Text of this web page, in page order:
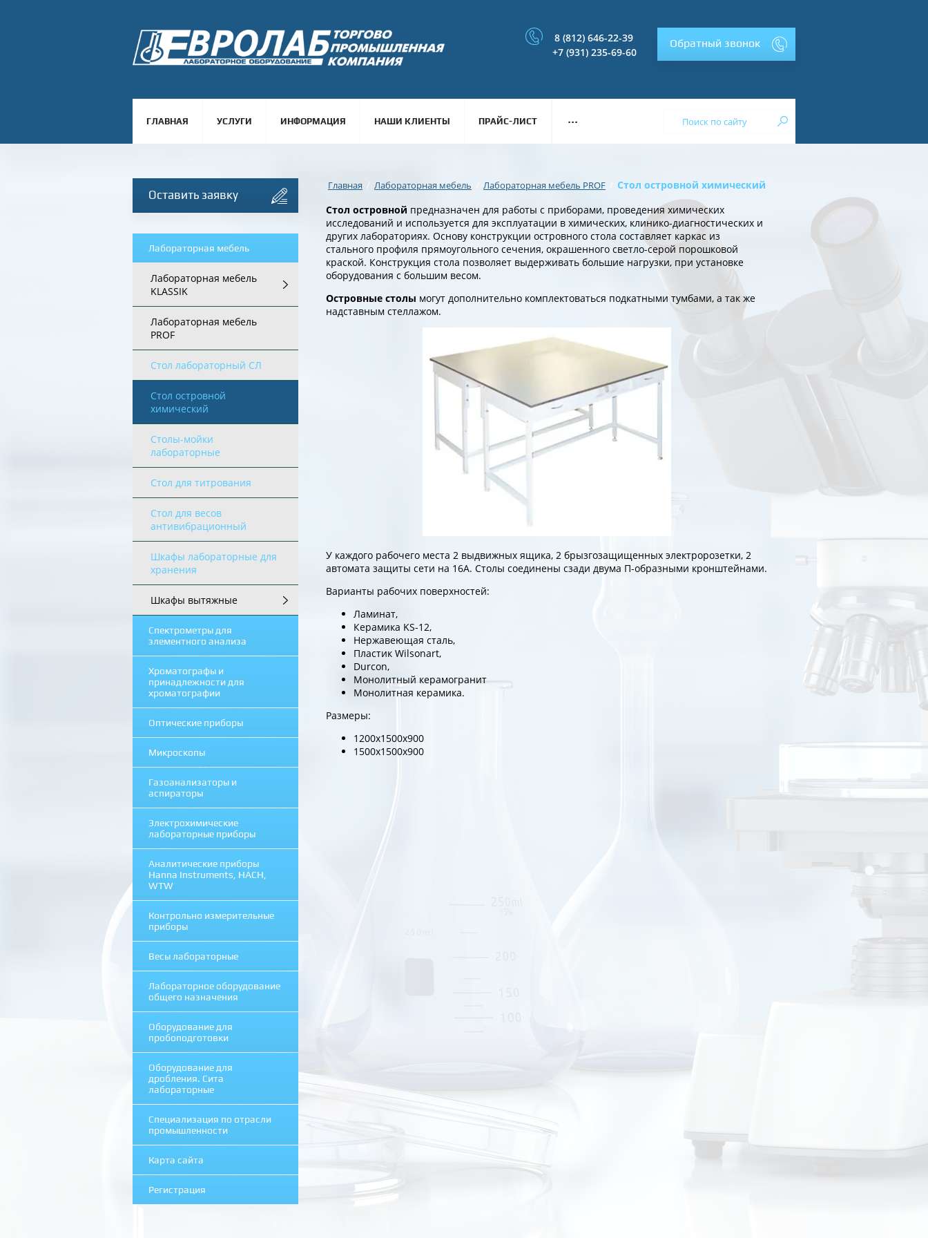
8 (812) 646-22-39
+7 (931) 235-69-60
Обратный звонок
ГЛАВНАЯ УСЛУГИ ИНФОРМАЦИЯ НАШИ КЛИЕНТЫ ПРАЙС-ЛИСТ ...
Оставить заявку
Лабораторная мебель
Лабораторная мебель
KLASSIK
Лабораторная мебель
PROF
Стол лабораторный СЛ
Стол островной
химический
Столы-мойки
лабораторные
Стол для титрования
Стол для весов
антивибрационный
Шкафы лабораторные для
хранения
Шкафы вытяжные
Спектрометры для
элементного анализа
Хроматографы и
принадлежности для
хроматографии
Оптические приборы
Микроскопы
Газоанализаторы и
аспираторы
Электрохимические
лабораторные приборы
Аналитические приборы
Hanna Instruments, HACH,
WTW
Контрольно измерительные
приборы
Весы лабораторные
Лабораторное оборудование
общего назначения
Оборудование для
пробоподготовки
Оборудование для
дробления. Сита
лабораторные
Специализация по отрасли
промышленности
Карта сайта
Регистрация
Главная / Лабораторная мебель Лабораторная мебель PROF
Стол островной химический
Стол островной предназначен для работы с приборами, проведения химических
исследований и используется для эксплуатации в химических, клинико-диагностических и
других лабораториях. Основу конструкции островного стола составляет каркас из
стального профиля прямоугольного сечения, окрашенного светло-серой порошковой
краской. Конструкция стола позволяет выдерживать большие нагрузки, при установке
оборудования с большим весом.
Островные столы могут дополнительно комплектоваться подкатными тумбами, а так же
надставным стеллажом.
У каждого рабочего места 2 выдвижных ящика, 2 брызгозащищенных электророзетки, 2
автомата защиты сети на 16А. Столы соединены сзади двума П-образными кронштейнами.
Варианты рабочих поверхностей:
Ламинат,
Керамика KS-12,
Нержавеющая сталь,
Пластик Wilsonart,
Durcon,
Монолитный керамогранит
Монолитная керамика.
Размеры:
1200х1500х900
1500х1500х900